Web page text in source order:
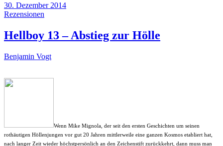
30. Dezember 2014
Rezensionen
Hellboy 13 – Abstieg zur Hölle
Benjamin Vogt
Wenn Mike Mignola, der seit den ersten Geschichten um seinen
rothäutigen Höllenjungen vor gut 20 Jahren mittlerweile eine ganzen Kosmos etabliert hat,
nach langer Zeit wieder höchstpersönlich an den Zeichenstift zurückkehrt, dann muss man